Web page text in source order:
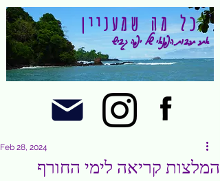
אתר תרבות הפנאי של יפה גביש
כל מה שמעניין
המלצות קריאה לימי החורף
Feb 28, 2024